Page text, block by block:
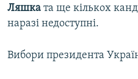
Ляшка та ще кількох
наразі недоступні.
Вибори президента